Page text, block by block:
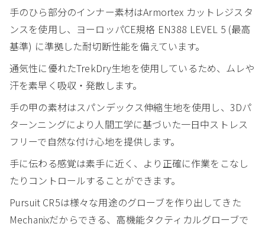
手のひら部分のインナー素材はArmortex カットレジスタ
ンスを使用し、ヨーロッパCE規格 EN388 LEVEL 5 (最高
基準) に準拠した耐切断性能を備えています。
通気性に優れたTrekDry生地を使用しているため、ムレや
汗を素早く吸収・発散します。
手の甲の素材はスパンデックス伸縮生地を使用し、3Dパ
ターンニングにより人間工学に基づいた一日中ストレス
フリーで自然な付け心地を提供します。
手に伝わる感覚は素手に近く、より正確に作業をこなし
たりコントロールすることができます。
Pursuit CR5は様々な用途のグローブを作り出してきた
Mechanixだからできる、高機能タクティカルグローブで